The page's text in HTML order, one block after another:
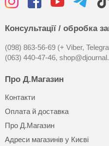
Консультації / обробка
(098) 863-56-69 (+ Viber,
(063) 440-47-46,
Про Д.Магазин
Контакти
Оплата й доставка
Про Д.Магазин
Адреси магазинів у Києві